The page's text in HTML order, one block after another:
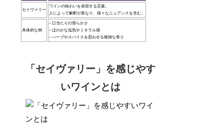
セイヴァリー
ワインの味わいを表現する言葉。
人によって解釈が異なり、様々なニュアンスを含む。
具体的な例
– 口当たりの滑らかさ
– ほのかな塩気やミネラル感
– ハーブやスパイスを思わせる複雑な香り
「セイヴァリー」を感じやす
いワインとは